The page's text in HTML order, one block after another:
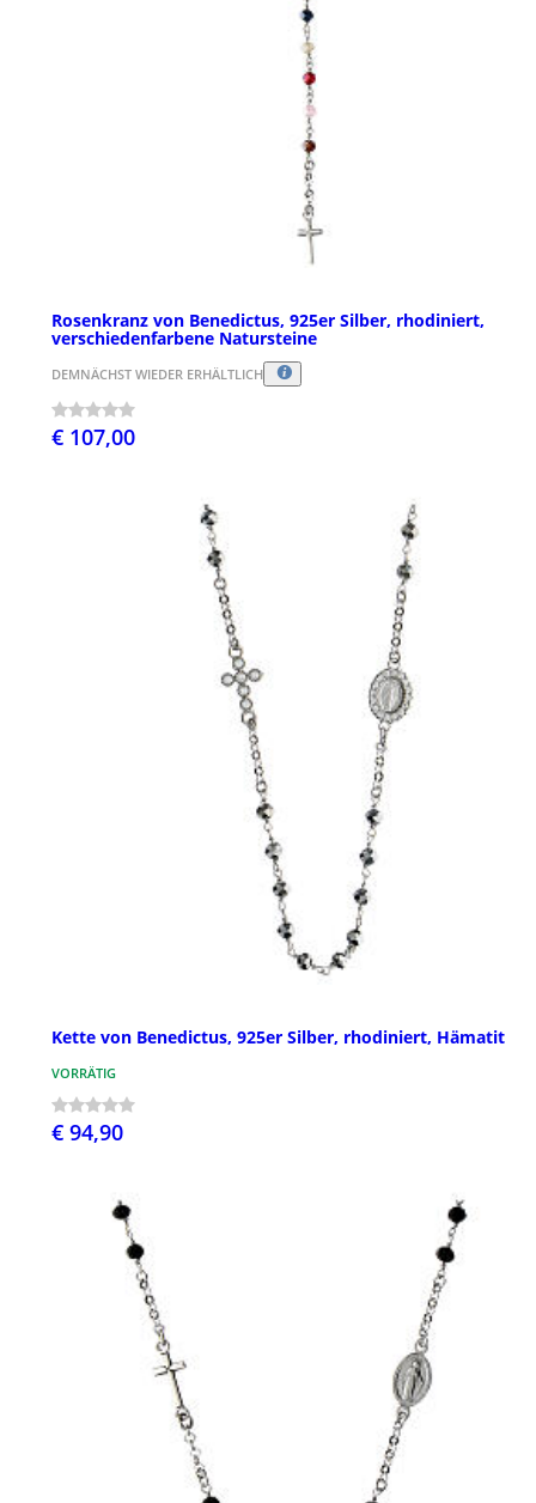
Rosenkranz von Benedictus, 925er Silber, rhodiniert,
verschiedenfarbene Natursteine
DEMNÄCHST WIEDER ERHÄLTLICH
€ 107,00
Kette von Benedictus, 925er Silber, rhodiniert, Hämatit
VORRÄTIG
€ 94,90